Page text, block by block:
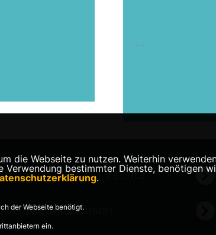
Kreisverband Vechta
Niedersachsen
die Webseite zu nutzen. Weiterhin
bestimmter Dienste, benötigen
.
der Webseite benötigt.
ein.